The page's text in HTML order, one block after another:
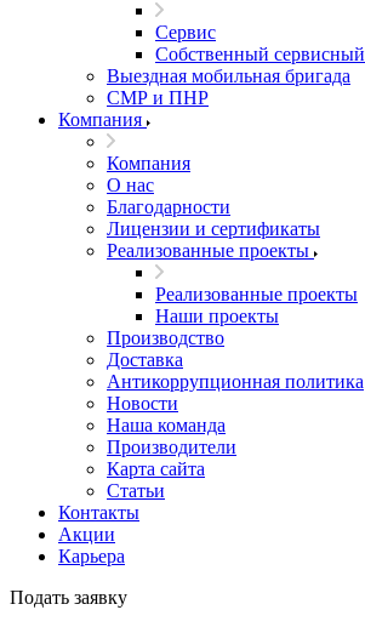
Сервис
Собственный
Выездная мобильная бригада
СМР и ПНР
Компания
Компания
О нас
Благодарности
Лицензии и сертификаты
Реализованные проекты
Реализованные проекты
Наши проекты
Производство
Доставка
Антикоррупционная политика
Новости
Наша команда
Производители
Карта сайта
Статьи
Контакты
Акции
Карьера
Подать заявку